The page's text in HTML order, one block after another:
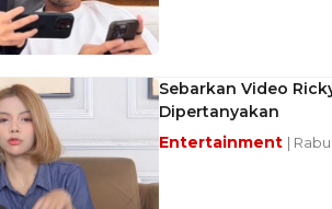
Sebarkan Video
Dipertanyakan
Entertainment |